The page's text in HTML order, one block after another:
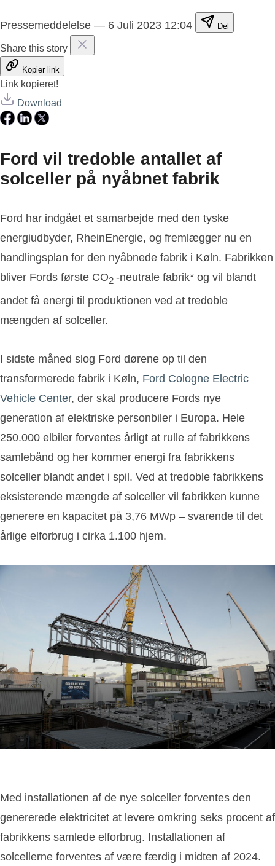
Pressemeddelelse — 6 Juli 2023 12:04 Del
Share this story
Kopier link
Link kopieret!
Download
Ford vil tredoble antallet af
solceller på nyåbnet fabrik
Ford har indgået et samarbejde med den tyske
energiudbyder, RheinEnergie, og fremlægger nu en
handlingsplan for den nyåbnede fabrik i Køln. Fabrikken
bliver Fords første CO2 -neutrale fabrik* og vil blandt
andet få energi til produktionen ved at tredoble
mængden af solceller.
I sidste måned slog Ford dørene op til den
transformerede fabrik i Køln, Ford Cologne Electric
Vehicle Center, der skal producere Fords nye
generation af elektriske personbiler i Europa. Hele
250.000 elbiler forventes årligt at rulle af fabrikkens
samlebånd og her kommer energi fra fabrikkens
solceller blandt andet i spil. Ved at tredoble fabrikkens
eksisterende mængde af solceller vil fabrikken kunne
generere en kapacitet på 3,76 MWp – svarende til det
årlige elforbrug i cirka 1.100 hjem.
Med installationen af de nye solceller forventes den
genererede elektricitet at levere omkring seks procent af
fabrikkens samlede elforbrug. Installationen af
solcellerne forventes af være færdig i midten af 2024.